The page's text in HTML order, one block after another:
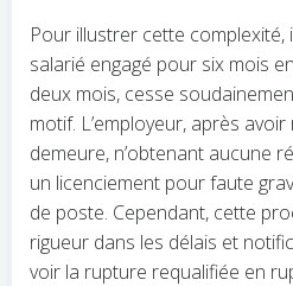
Pour illustrer cette complexité,
salarié engagé pour six mois
deux mois, cesse
motif. L’employeur, après
demeure, n’obtenant aucune
un licenciement pour faute
de poste. Cependant, cette
rigueur dans les délais et
voir la rupture requalifiée en